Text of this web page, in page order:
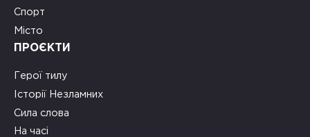
Спорт
Місто
ПРОЄКТИ
Герої тилу
Історії Незламних
Сила слова
На часі